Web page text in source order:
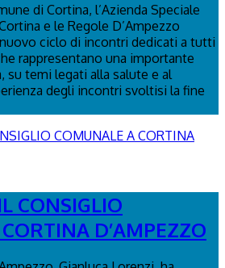
di Cortina, l’Azienda Speciale
e le Regole D’Ampezzo
ciclo di incontri dedicati a tutti
rappresentano una importante
su temi legati alla salute e al
degli incontri svoltisi la fine
CONSIGLIO
D’AMPEZZO